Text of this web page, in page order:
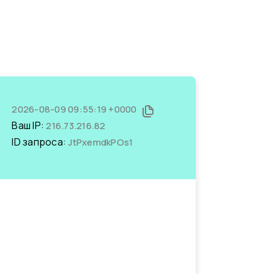
2026-08-09 09:55:19 +0000
Ваш IP:216.73.216.82
ID запроса:JtPxemdkPOs1